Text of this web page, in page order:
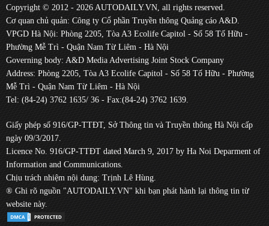
Copyright © 2012 - 2026 AUTODAILY.VN, all rights reserved.
Cơ quan chủ quản: Công ty Cổ phần Truyền thông Quảng cáo A&D.
VPGD Hà Nội: Phòng 2205, Tòa A3 Ecolife Capitol - Số 58 Tố Hữu -
Phường Mễ Trì - Quận Nam Từ Liêm - Hà Nội
Governing body: A&D Media Advertising Joint Stock Company
Address: Phòng 2205, Tòa A3 Ecolife Capitol - Số 58 Tố Hữu - Phường
Mễ Trì - Quận Nam Từ Liêm - Hà Nội
Tel: (84-24) 3762 1635/ 36 - Fax:(84-24) 3762 1639.
Giấy phép số 916/GP-TTĐT, Sở Thông tin và Truyền thông Hà Nội cấp
ngày 09/3/2017.
Licence No. 916/GP-TTĐT dated March 9, 2017 by Ha Noi Deparment of
Information and Communications.
Chịu trách nhiệm nội dung: Trịnh Lê Hùng.
® Ghi rõ nguồn "AUTODAILY.VN" khi bạn phát hành lại thông tin từ
website này.